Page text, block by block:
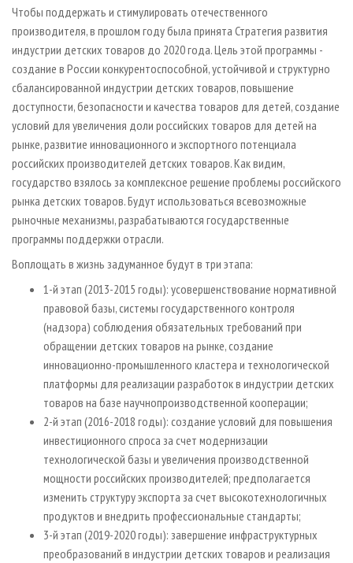
Чтобы поддержать и стимулировать отечественного
производителя, в прошлом году была принята Стратегия развития
индустрии детских товаров до 2020 года. Цель этой программы -
создание в России конкурентоспособной, устойчивой и структурно
сбалансированной индустрии детских товаров, повышение
доступности, безопасности и качества товаров для детей, создание
условий для увеличения доли российских товаров для детей на
рынке, развитие инновационного и экспортного потенциала
российских производителей детских товаров. Как видим,
государство взялось за комплексное решение проблемы российского
рынка детских товаров. Будут использоваться всевозможные
рыночные механизмы, разрабатываются государственные
программы поддержки отрасли.
Воплощать в жизнь задуманное будут в три этапа:
1­-й этап (2013-2015 годы): усовершенствование нормативной
правовой базы, системы государственного контроля
(надзора) соблюдения обязательных требований при
обращении детских товаров на рынке, создание
инновационно­-промышленного кластера и технологической
платформы для реализации разработок в индустрии детских
товаров на базе научно­производственной кооперации;
2­-й этап (2016-2018 годы): создание условий для повышения
инвестиционного спроса за счет модернизации
технологической базы и увеличения производственной
мощности российских производителей; предполагается
изменить структуру экспорта за счет высокотехнологичных
продуктов и внедрить профессиональные стандарты;
3­-й этап (2019-2020 годы): завершение инфраструктурных
преобразований в индустрии детских товаров и реализация